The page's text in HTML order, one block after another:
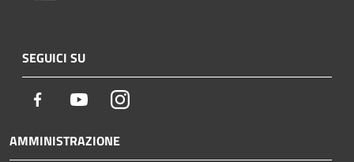
SEGUICI SU
Facebook YoutubeInstagram
AMMINISTRAZIONE